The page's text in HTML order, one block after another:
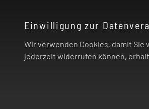
Einwilligung zur
Wir verwenden Cookies, damit
jederzeit widerrufen können,
© 2026 | Riccardo Onlinestore GmbH